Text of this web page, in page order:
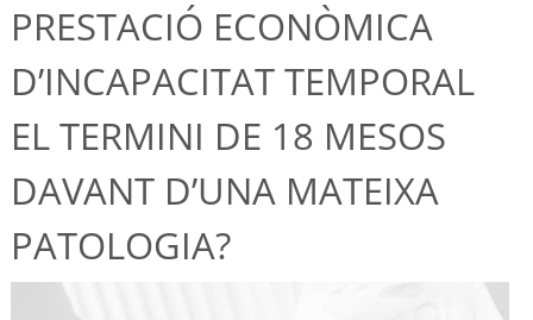
PRESTACIÓ ECONÒMICA
D’INCAPACITAT TEMPORAL
EL TERMINI DE 18 MESOS
DAVANT D’UNA MATEIXA
PATOLOGIA?